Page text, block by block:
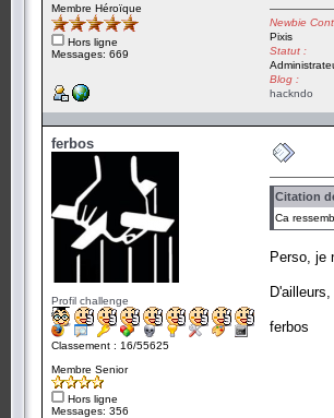
Membre Héroïque
Hors ligne
Messages: 669
Newbie
Pixis
Statut :
Blog :
hackndo
ferbos
Profil challenge
Classement : 16/55625
Membre Senior
Hors ligne
Messages: 356
Citation
Ca
Perso, je
ferbos